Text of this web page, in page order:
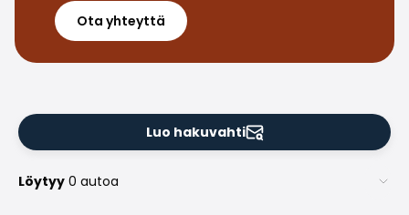
Ota yhteyttä
Luo hakuvahti
Löytyy 0 autoa